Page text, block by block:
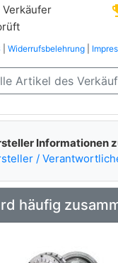
& BECK
AUTOPARTS
ELECTRICAL
Verkäufer
Widerrufsbelehrung
Artikel des
Informationen
/
häufig